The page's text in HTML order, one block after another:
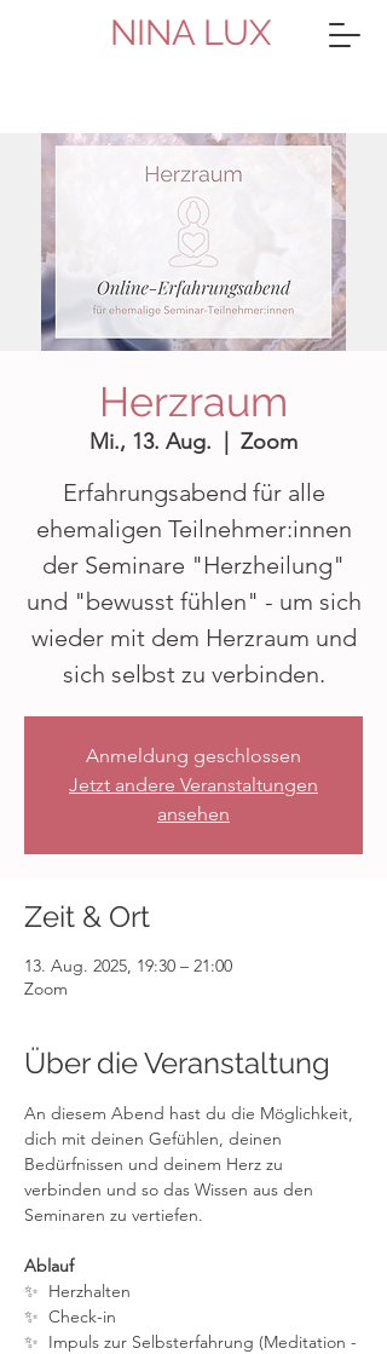
NINA LUX
Herzraum
Mi., 13. Aug. Zoom
Erfahrungsabend für alle
ehemaligen Teilnehmer:innen
der Seminare "Herzheilung"
und "bewusst fühlen" - um sich
wieder mit dem Herzraum und
sich selbst zu verbinden.
Anmeldung geschlossen
Jetzt andere Veranstaltungen
ansehen
Zeit & Ort
13. Aug. 2025, 19:30 – 21:00
Zoom
Über die Veranstaltung
An diesem Abend hast du die Möglichkeit,
dich mit deinen Gefühlen, deinen
Bedürfnissen und deinem Herz zu
verbinden und so das Wissen aus den
Seminaren zu vertiefen.
Ablauf
✨  Herzhalten
✨  Check-in
✨  Impuls zur Selbsterfahrung (Meditation -